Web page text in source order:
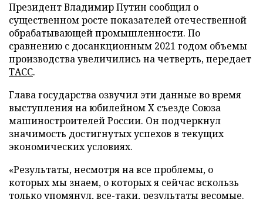
Президент Владимир Путин сообщил о
существенном росте показателей отечественной
обрабатывающей промышленности. По
сравнению с досанкционным 2021 годом объемы
производства увеличились на четверть, передает
ТАСС.
Глава государства озвучил эти данные во время
выступления на юбилейном X съезде Союза
машиностроителей России. Он подчеркнул
значимость достигнутых успехов в текущих
экономических условиях.
«Результаты, несмотря на все проблемы, о
которых мы знаем, о которых я сейчас вскользь
только упомянул, все-таки, результаты весомые.